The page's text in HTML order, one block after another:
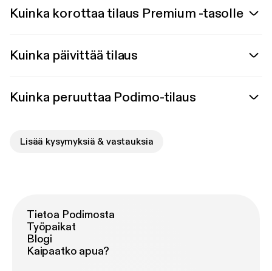
Kuinka korottaa tilaus Premium -tasolle
Kuinka päivittää tilaus
Kuinka peruuttaa Podimo-tilaus
Lisää kysymyksiä & vastauksia
Tietoa Podimosta
Työpaikat
Blogi
Kaipaatko apua?